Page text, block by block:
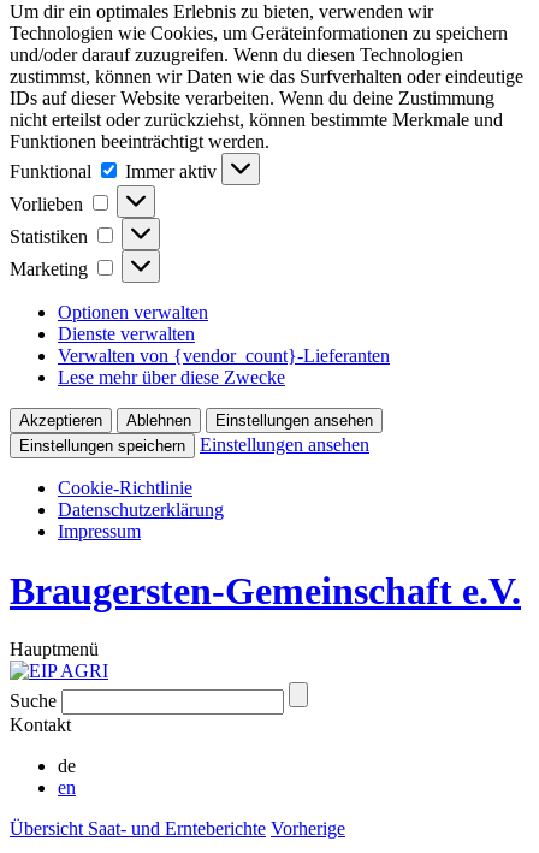
Um dir ein optimales Erlebnis zu bieten, verwenden wir
Technologien wie Cookies, um Geräteinformationen zu speichern
und/oder darauf zuzugreifen. Wenn du diesen Technologien
zustimmst, können wir Daten wie das Surfverhalten oder eindeutige
IDs auf dieser Website verarbeiten. Wenn du deine Zustimmung
nicht erteilst oder zurückziehst, können bestimmte Merkmale und
Funktionen beeinträchtigt werden.
Funktional
Funktional
Immer aktiv
Vorlieben
Vorlieben
Statistiken Statistiken
Marketing Marketing
Optionen verwalten
Dienste verwalten
Verwalten von {vendor_count}-Lieferanten
Lese mehr über diese Zwecke
Akzeptieren Ablehnen
Einstellungen ansehen
Einstellungen speichern
Einstellungen ansehen
Cookie-Richtlinie
Datenschutzerklärung
Impressum
Braugersten-Gemeinschaft e.V.
Hauptmenü
Suche
Kontakt
de
en
Übersicht Saat- und Ernteberichte Vorherige